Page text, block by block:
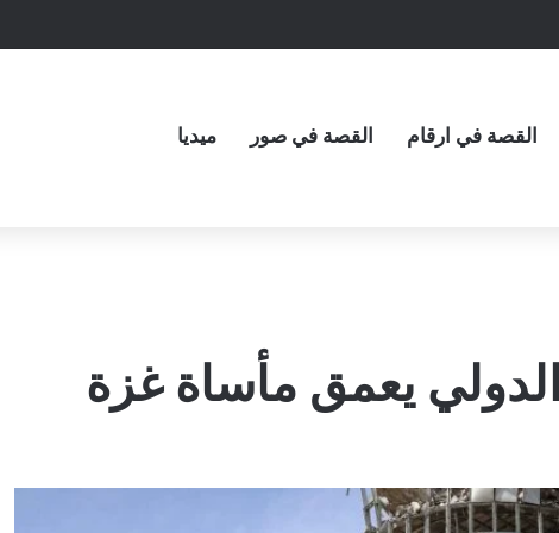
القصة في ارقام القصة في صور ميديا
يعمق مأساة غزة